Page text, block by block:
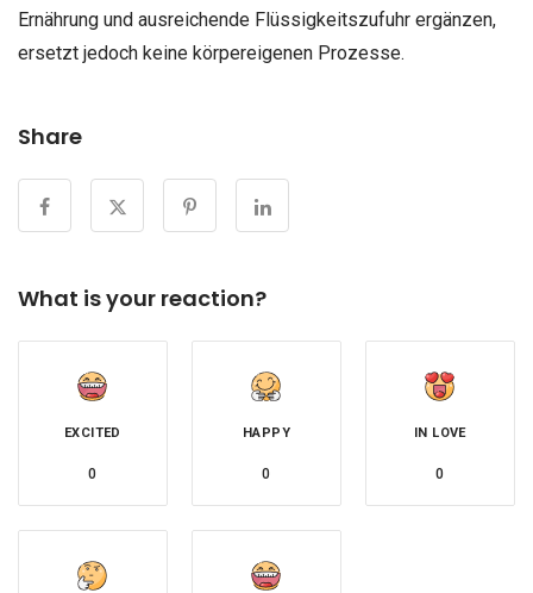
Ernährung und ausreichende Flüssigkeitszufuhr ergänzen,
ersetzt jedoch keine körpereigenen Prozesse.
Share
What is your reaction?
EXCITED
0
HAPPY
0
IN LOVE
0